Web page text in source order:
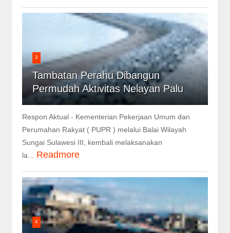
3
Tambatan Perahu Dibangun
Permudah Aktivitas Nelayan Palu
Respon Aktual - Kementerian Pekerjaan Umum dan
Perumahan Rakyat ( PUPR ) melalui Balai Wilayah
Sungai Sulawesi III, kembali melaksanakan
la...
Readmore
4